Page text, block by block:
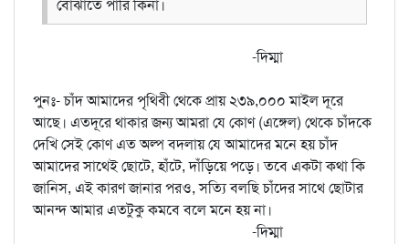
বোঝাতে পারি কিনা।
-দিম্মা
পুনঃ- চাঁদ আমাদের পৃথিবী থেকে প্রায় ২৩৯,০০০ মাইল দূরে
আছে। এতদূরে থাকার জন্য আমরা যে কোণ (এঙ্গেল) থেকে চাঁদকে
দেখি সেই কোণ এত অল্প বদলায় যে আমাদের মনে হয় চাঁদ
আমাদের সাথেই ছোটে, হাঁটে, দাঁড়িয়ে পড়ে। তবে একটা কথা কি
জানিস, এই কারণ জানার পরও, সত্যি বলছি চাঁদের সাথে ছোটার
আনন্দ আমার এতটুকু কমবে বলে মনে হয় না।
-দিম্মা